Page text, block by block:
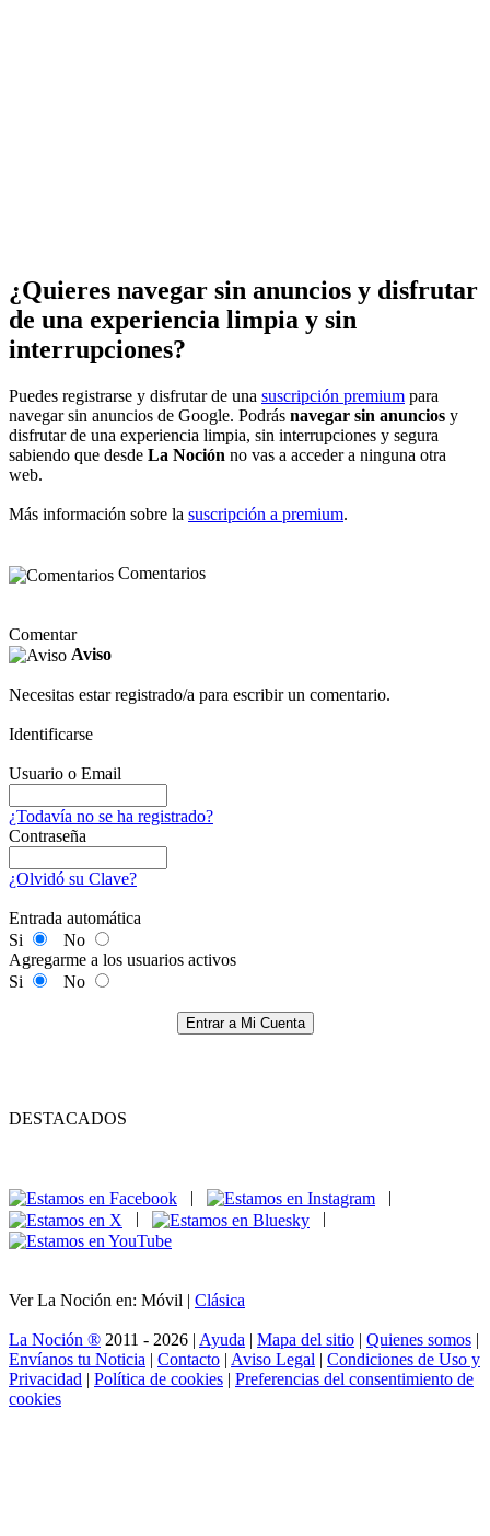
¿Quieres navegar sin anuncios y disfrutar
de una experiencia limpia y sin
interrupciones?
Puedes registrarse y disfrutar de una suscripción premium para
navegar sin anuncios de Google. Podrás navegar sin anuncios y
disfrutar de una experiencia limpia, sin interrupciones y segura
sabiendo que desde La Noción no vas a acceder a ninguna otra
web.
Más información sobre la suscripción a premium.
Comentarios
Comentar
Aviso
Necesitas estar registrado/a para escribir un comentario.
Identificarse
Usuario o Email
¿Todavía no se ha registrado?
Contraseña
¿Olvidó su Clave?
Entrada automática
Si
No
Agregarme a los usuarios activos
Si
No
Entrar a Mi Cuenta
DESTACADOS
|
|
|
|
Ver La Noción en: Móvil | Clásica
La Noción ® 2011 - 2026 | Ayuda | Mapa del sitio | Quienes somos |
Envíanos tu Noticia | Contacto | Aviso Legal | Condiciones de Uso y
Privacidad | Política de cookies | Preferencias del consentimiento de
cookies